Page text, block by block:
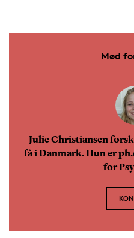
Mød
Julie Christiansen
få i Danmark. Hun er
for